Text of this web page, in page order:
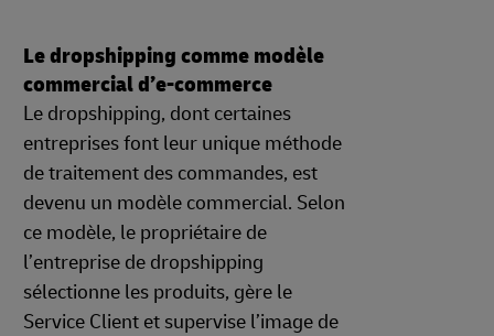
Le dropshipping comme modèle
commercial d’e-commerce
Le dropshipping, dont certaines
entreprises font leur unique méthode
de traitement des commandes, est
devenu un modèle commercial. Selon
ce modèle, le propriétaire de
l’entreprise de dropshipping
sélectionne les produits, gère le
Service Client et supervise l’image de